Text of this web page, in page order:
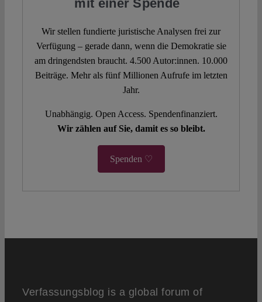
mit einer Spende
Wir stellen fundierte juristische Analysen frei zur
Verfügung – gerade dann, wenn die Demokratie sie
am dringendsten braucht. 4.500 Autor:innen. 10.000
Beiträge. Mehr als fünf Millionen Aufrufe im letzten
Jahr.
Unabhängig. Open Access. Spendenfinanziert.
Wir zählen auf Sie, damit es so bleibt.
Spenden ♡
Verfassungsblog is a global forum of